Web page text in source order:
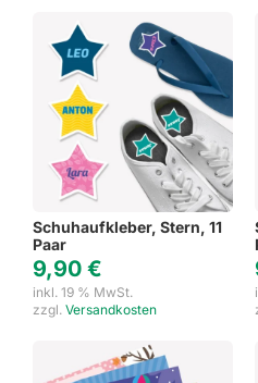
Schuhaufkleber, Stern, 11
Paar
9,90 €
inkl. 19 % MwSt.
zzgl. Versandkosten